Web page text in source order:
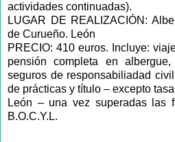
actividades continuadas).
LUGAR DE REALIZACIÓN:
de Curueño. León
PRECIO: 410 euros. Incluye:
pensión completa en albergue,
seguros de responsabiliadad
de prácticas y título – excepto
León – una vez superadas las
B.O.C.Y.L.